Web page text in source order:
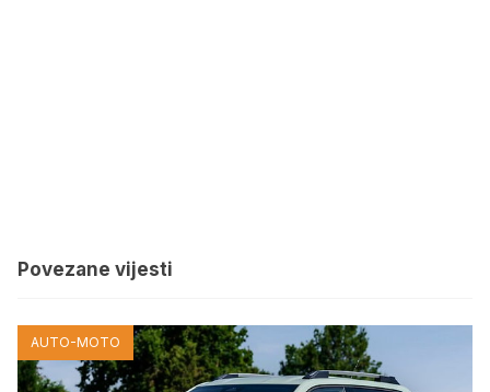
Povezane vijesti
AUTO-MOTO